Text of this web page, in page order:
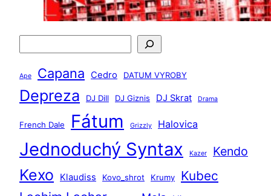
a
d
a
ť
Ape Capana Cedro DATUM VYROBY
Depreza DJ Dill DJ Giznis DJ Skrat Drama
French Dale Fátum Grizzly Halovica
Jednoduchý Syntax Kazer Kendo
Kexo Klaudiss Kovo_shrot Krumy
Kubec